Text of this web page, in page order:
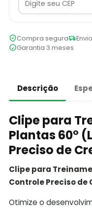
Compra segura
Garantia 3 meses
Descrição
Clipe para
Plantas 60°
Preciso de
Clipe para
Controle Preciso de
Otimize o